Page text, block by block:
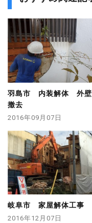
羽島市 内装解体 外壁
撤去
2016年09月07日
岐阜市 家屋解体工事
2016年12月07日